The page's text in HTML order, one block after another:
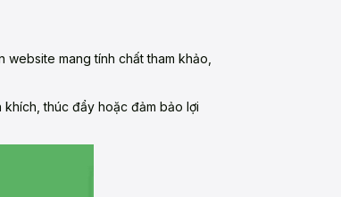
mang tính chất tham khảo,
thúc đẩy hoặc đảm bảo lợi